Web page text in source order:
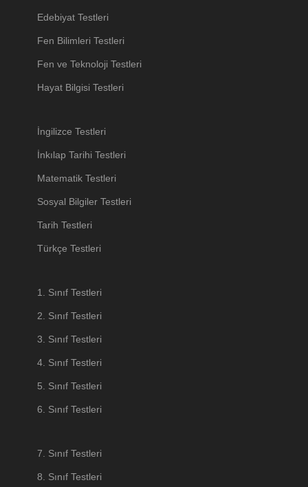
Edebiyat Testleri
Fen Bilimleri Testleri
Fen ve Teknoloji Testleri
Hayat Bilgisi Testleri
İngilizce Testleri
İnkılap Tarihi Testleri
Matematik Testleri
Sosyal Bilgiler Testleri
Tarih Testleri
Türkçe Testleri
1. Sınıf Testleri
2. Sınıf Testleri
3. Sınıf Testleri
4. Sınıf Testleri
5. Sınıf Testleri
6. Sınıf Testleri
7. Sınıf Testleri
8. Sınıf Testleri